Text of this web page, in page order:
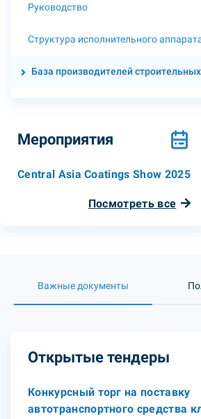
Руководство
Структура исполнительного
База производителей
Мероприятия
Central Asia Coatings Show 2025
Посмотреть все
Важные документы
Открытые тендеры
Конкурсный торг на поставку
автотранспортного средства